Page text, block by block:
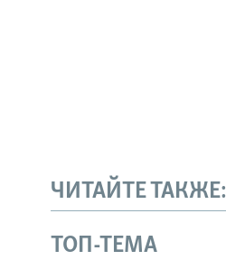
ЧИТАЙТЕ ТАКЖЕ:
ТОП-ТЕМА